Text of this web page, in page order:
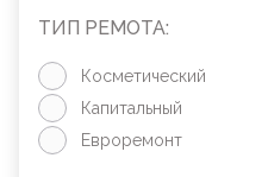
ТИП РЕМОТА:
Косметический
Капитальный
Евроремонт